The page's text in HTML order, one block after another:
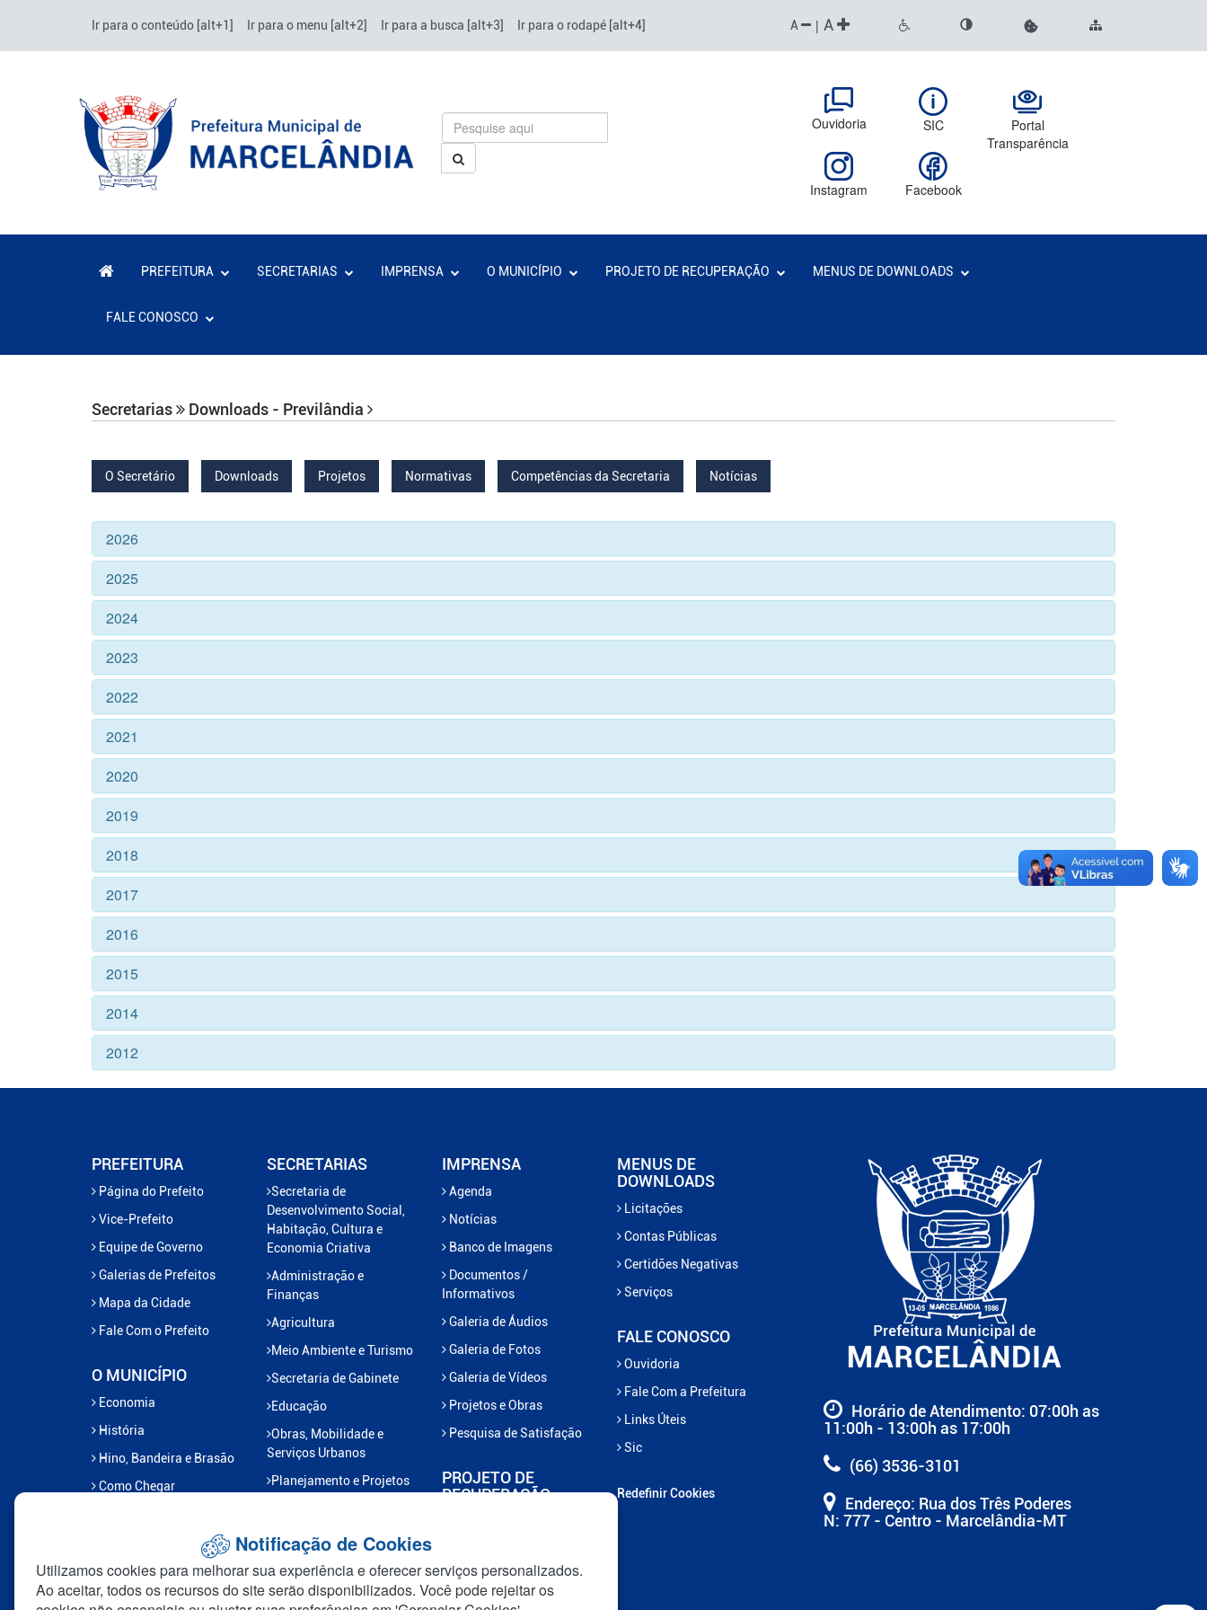
Ir para o conteúdo [alt+1] Ir para o menu [alt+2] Ir para a busca [alt+3] Ir para o rodapé [alt+4] A | A
Ouvidoria SIC
Portal
Transparência
Instagram Facebook
PREFEITURA SECRETARIAS IMPRENSA O MUNICÍPIO PROJETO DE RECUPERAÇÃO MENUS DE DOWNLOADS
FALE CONOSCO
Secretarias Downloads - Previlândia
O Secretário Downloads Projetos Normativas Competências da Secretaria Notícias
2026
2025
2024
2023
2022
2021
2020
2019
2018
2017
2016
2015
2014
2012
Horário de Atendimento: 07:00h as
11:00h - 13:00h as 17:00h
(66) 3536-3101
Endereço: Rua dos Três Poderes
N: 777 - Centro - Marcelândia-MT
PREFEITURA
Página do Prefeito
Vice-Prefeito
Equipe de Governo
Galerias de Prefeitos
Mapa da Cidade
Fale Com o Prefeito
O MUNICÍPIO
Economia
História
Hino, Bandeira e Brasão
Como Chegar
SECRETARIAS
Secretaria de
Desenvolvimento Social,
Habitação, Cultura e
Economia Criativa
Administração e
Finanças
Agricultura
Meio Ambiente e Turismo
Secretaria de Gabinete
Educação
Obras, Mobilidade e
Serviços Urbanos
Planejamento e Projetos
Saúde e Saneamento
Esporte e Lazer
Gabinete do Prefeito
IMPRENSA
Agenda
Notícias
Banco de Imagens
Documentos /
Informativos
Galeria de Áudios
Galeria de Fotos
Galeria de Vídeos
Projetos e Obras
Pesquisa de Satisfação
PROJETO DE
RECUPERAÇÃO
Projeto Nascentes em
Recuperação
MENUS DE
DOWNLOADS
Licitações
Contas Públicas
Certidões Negativas
Serviços
FALE CONOSCO
Ouvidoria
Fale Com a Prefeitura
Links Úteis
Sic
Redefinir Cookies
Notificação de Cookies
Utilizamos cookies para melhorar sua experiência e oferecer serviços personalizados.
Ao aceitar, todos os recursos do site serão disponibilizados. Você pode rejeitar os